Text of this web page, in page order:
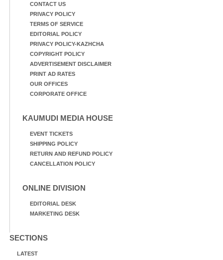
CONTACT US
PRIVACY POLICY
TERMS OF SERVICE
EDITORIAL POLICY
PRIVACY POLICY-KAZHCHA
COPYRIGHT POLICY
ADVERTISEMENT DISCLAIMER
PRINT AD RATES
OUR OFFICES
CORPORATE OFFICE
KAUMUDI MEDIA HOUSE
EVENT TICKETS
SHIPPING POLICY
RETURN AND REFUND POLICY
CANCELLATION POLICY
ONLINE DIVISION
EDITORIAL DESK
MARKETING DESK
SECTIONS
LATEST